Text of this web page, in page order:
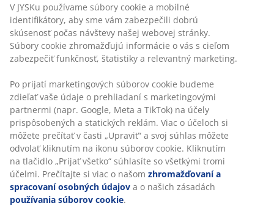
V JYSKu používame súbory cookie a mobilné
identifikátory, aby sme vám zabezpečili dobrú
skúsenosť počas návštevy našej webovej stránky.
Súbory cookie zhromažďujú informácie o vás s cieľom
zabezpečiť funkčnosť, štatistiky a relevantný marketing.
Po prijatí marketingových súborov cookie budeme
zdieľať vaše údaje o prehliadaní s marketingovými
partnermi (napr. Google, Meta a TikTok) na účely
prispôsobených a statických reklám. Viac o účeloch si
môžete prečítať v časti „Upraviť“ a svoj súhlas môžete
odvolať kliknutím na ikonu súborov cookie. Kliknutím
na tlačidlo „Prijať všetko“ súhlasíte so všetkými tromi
účelmi. Prečítajte si viac o našom zhromažďovaní a
spracovaní osobných údajov a o našich zásadách
používania súborov cookie.